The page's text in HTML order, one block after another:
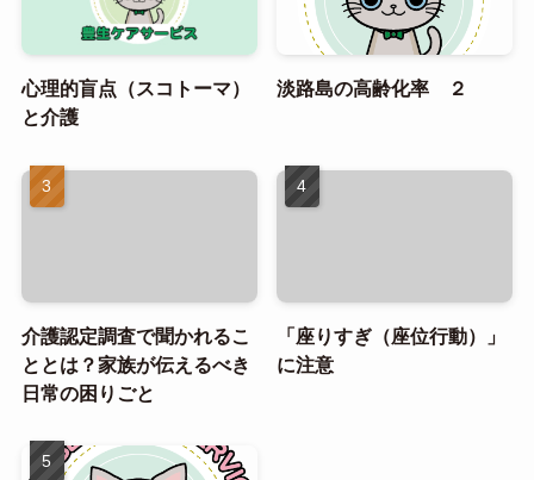
心理的盲点（スコトーマ）
と介護
淡路島の高齢化率 ２
介護認定調査で聞かれるこ
ととは？家族が伝えるべき
日常の困りごと
「座りすぎ（座位行動）」
に注意